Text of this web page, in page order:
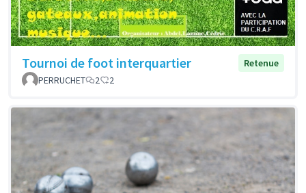
Tournoi de foot interquartier
Retenue
PERRUCHET
2 2